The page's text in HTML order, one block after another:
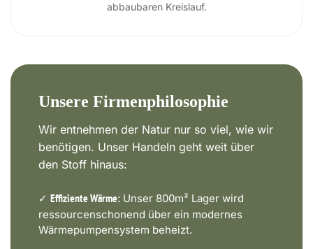
abbaubaren Kreislauf.
Unsere Firmenphilosophie
Wir entnehmen der Natur nur so viel, wie wir
benötigen. Unser Handeln geht weit über
den Stoff hinaus:
✓ Effiziente Wärme: Unser 800m² Lager wird
ressourcenschonend über ein modernes
Wärmepumpensystem beheizt.